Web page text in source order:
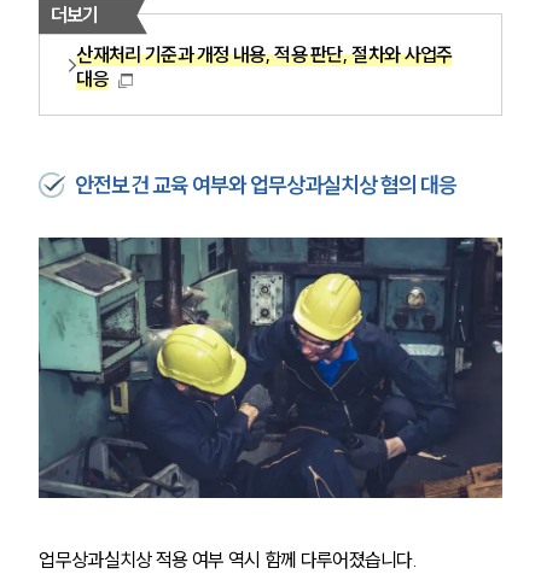
더보기
산재처리 기준과 개정 내용, 적용 판단, 절차와 사업주
대응
안전보건 교육 여부와 업무상과실치상 혐의 대응
업무상과실치상 적용 여부 역시 함께 다루어졌습니다.